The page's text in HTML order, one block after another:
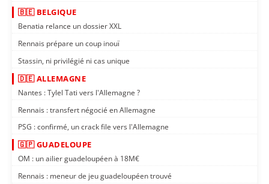
🇧🇪 BELGIQUE
Benatia relance un dossier XXL
Rennais prépare un coup inouï
Stassin, ni privilégié ni cas unique
🇩🇪 ALLEMAGNE
Nantes : Tylel Tati vers l'Allemagne ?
Rennais : transfert négocié en Allemagne
PSG : confirmé, un crack file vers l'Allemagne
🇬🇵 GUADELOUPE
OM : un ailier guadeloupéen à 18M€
Rennais : meneur de jeu guadeloupéen trouvé